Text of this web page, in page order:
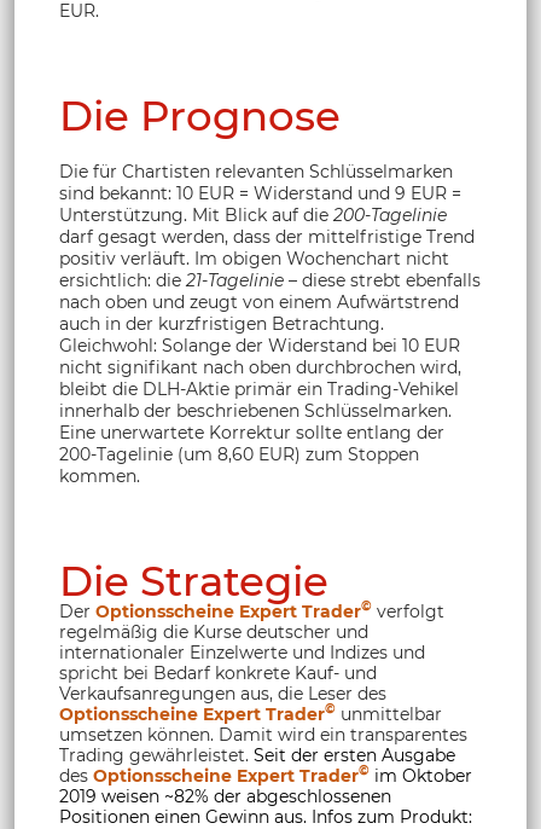
EUR.
Die Prognose
Die für Chartisten relevanten Schlüsselmarken
sind bekannt: 10 EUR = Widerstand und 9 EUR =
Unterstützung. Mit Blick auf die 200-Tagelinie
darf gesagt werden, dass der mittelfristige Trend
positiv verläuft. Im obigen Wochenchart nicht
ersichtlich: die 21-Tagelinie – diese strebt ebenfalls
nach oben und zeugt von einem Aufwärtstrend
auch in der kurzfristigen Betrachtung.
Gleichwohl: Solange der Widerstand bei 10 EUR
nicht signifikant nach oben durchbrochen wird,
bleibt die DLH-Aktie primär ein Trading-Vehikel
innerhalb der beschriebenen Schlüsselmarken.
Eine unerwartete Korrektur sollte entlang der
200-Tagelinie (um 8,60 EUR) zum Stoppen
kommen.
Die Strategie
Der Optionsscheine Expert Trader© verfolgt
regelmäßig die Kurse deutscher und
internationaler Einzelwerte und Indizes und
spricht bei Bedarf konkrete Kauf- und
Verkaufsanregungen aus, die Leser des
Optionsscheine Expert Trader© unmittelbar
umsetzen können. Damit wird ein transparentes
Trading gewährleistet. Seit der ersten Ausgabe
des Optionsscheine Expert Trader© im Oktober
2019 weisen ~82% der abgeschlossenen
Positionen einen Gewinn aus. Infos zum Produkt: